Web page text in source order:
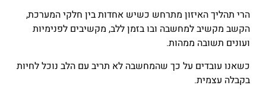
הרי תהליך האיזון מתרחש כשיש אחדות בין חלקי המערכת,
הקשב מקשיב למחשבה ובו בזמן ללב, מקשיבים לפנימיות
ועונים תשובה ממהות.
כשאנו עובדים על כך שהמחשבה לא תריב עם הלב נוכל לחיות
בקבלה עצמית.